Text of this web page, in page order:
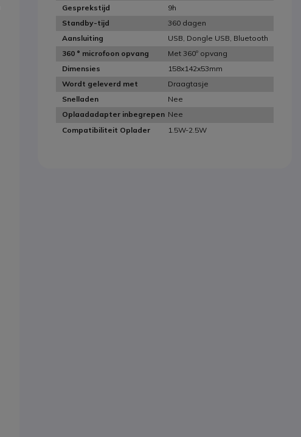
Gesprekstijd
9h
Standby-tijd
360 dagen
Aansluiting
USB, Dongle USB, Bluetooth
360 ° microfoon opvang
Met 360º opvang
Dimensies
158x142x53mm
Wordt geleverd met
Draagtasje
Snelladen
Nee
Oplaadadapter inbegrepen Nee
Compatibiliteit Oplader
1.5W-2.5W